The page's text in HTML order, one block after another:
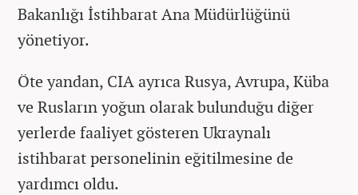
Bakanlığı İstihbarat Ana Müdürlüğünü
yönetiyor.
Öte yandan, CIA ayrıca Rusya, Avrupa, Küba
ve Rusların yoğun olarak bulunduğu diğer
yerlerde faaliyet gösteren Ukraynalı
istihbarat personelinin eğitilmesine de
yardımcı oldu.